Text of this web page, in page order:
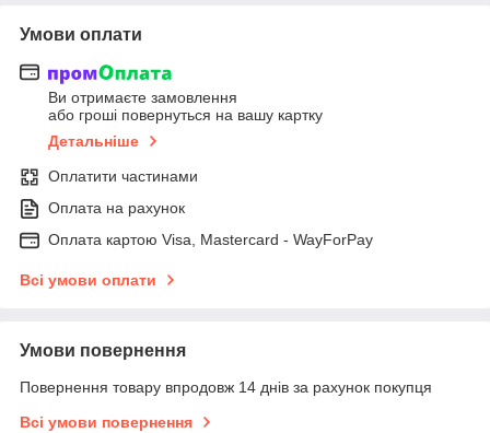
Умови оплати
Ви отримаєте замовлення
або гроші повернуться на вашу картку
Детальніше
Оплатити частинами
Оплата на рахунок
Оплата картою Visa, Mastercard - WayForPay
Всі умови оплати
Умови повернення
Повернення товару впродовж 14 днів за рахунок покупця
Всі умови повернення